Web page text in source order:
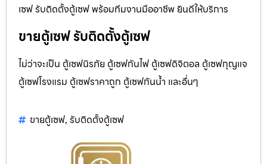
เซฟ รับติดตั้งตู้เซฟ พร้อมทีมงานมืออาชีพ ยินดีให้บริการ
ขายตู้เซฟ รับติดตั้งตู้เซฟ
ไม่ว่าจะเป็น ตู้เซฟนิรภัย ตู้เซฟกันไฟ ตู้เซฟดิจิตอล ตู้เซฟกุญแจ
ตู้เซฟโรงแรม ตู้เซฟราคาถูก ตู้เซฟกันน้ำ และอื่นๆ
ขายตู้เซฟ, รับติดตั้งตู้เซฟ